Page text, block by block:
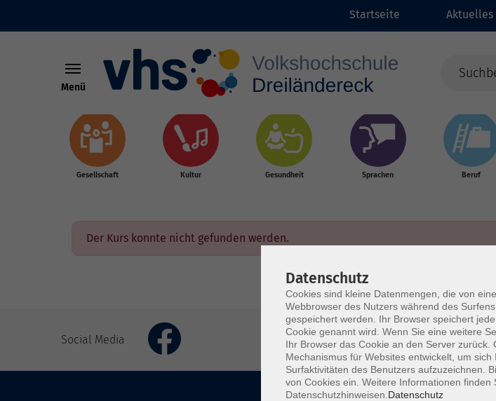
Skip to main content
Startseite Aktuelles
Menü
Gesellschaft Kultur Gesundheit Sprachen Beruf
Der Kurs konnte nicht gefunden werden.
Social Media Impressum
Datenschutz
Cookies sind kleine Datenmengen, die von
Webbrowser des Nutzers während des
gespeichert werden. Ihr Browser speichert
Cookie genannt wird. Wenn Sie eine weitere
Ihr Browser das Cookie an den Server zurück.
Mechanismus für Websites entwickelt, um
Surfaktivitäten des Benutzers aufzuzeichnen.
von Cookies ein. Weitere Informationen finden
Datenschutzhinweisen. Datenschutz